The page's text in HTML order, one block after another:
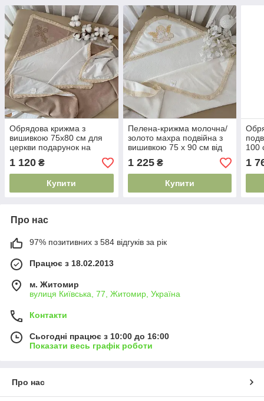
Обрядова крижма з
вишивкою 75х80 см для
церкви подарунок на
хрестини від хресних
батьків православне
хрещення
1 120 ₴
Купити
Пелена-крижма молочна/
золото махра подвійна з
вишивкою 75 х 90 см від
хресних батьків подарунок
на хрестини
1 225₴
Купити
100
1
Про нас
97% позитивних з 584 відгуків за рік
Працює з 18.02.2013
м. Житомир
вулиця Київська, 77, Житомир, Україна
Контакти
Сьогодні працює з 10:00 до 16:00
Показати весь графік роботи
Про нас